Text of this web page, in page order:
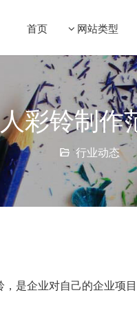
首页 网站类型
彩铃制作
行业动态
是企业对自己的企业项